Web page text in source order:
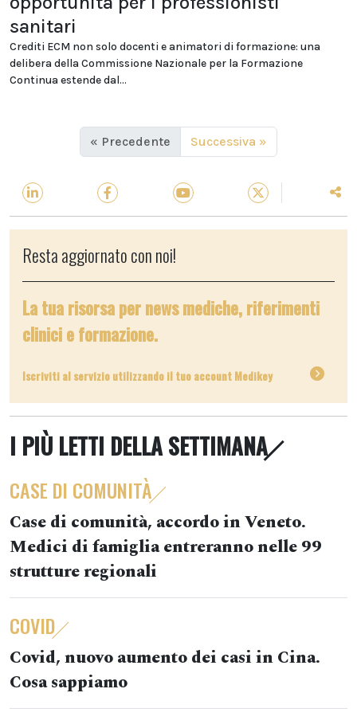
sanitari
Crediti ECM non solo docenti e animatori di formazione: una
delibera della Commissione Nazionale per la Formazione
Continua estende dal...
« Precedente Successiva »
Resta aggiornato con noi!
La tua risorsa per news mediche, riferimenti
clinici e formazione.
Iscriviti al servizio utilizzando il tuo account Medikey
I PIÙ LETTI DELLA SETTIMANA
CASE DI COMUNITÀ
Case di comunità, accordo in Veneto.
Medici di famiglia entreranno nelle 99
strutture regionali
COVID
Covid, nuovo aumento dei casi in Cina.
Cosa sappiamo